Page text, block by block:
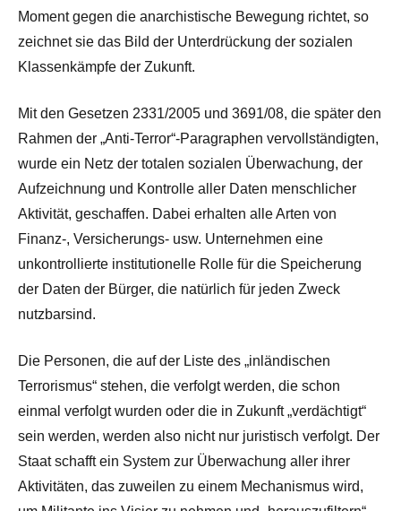
Moment gegen die anarchistische Bewegung richtet, so
zeichnet sie das Bild der Unterdrückung der sozialen
Klassenkämpfe der Zukunft.
Mit den Gesetzen 2331/2005 und 3691/08, die später den
Rahmen der „Anti-Terror“-Paragraphen vervollständigten,
wurde ein Netz der totalen sozialen Überwachung, der
Aufzeichnung und Kontrolle aller Daten menschlicher
Aktivität, geschaffen. Dabei erhalten alle Arten von
Finanz-, Versicherungs- usw. Unternehmen eine
unkontrollierte institutionelle Rolle für die Speicherung
der Daten der Bürger, die natürlich für jeden Zweck
nutzbarsind.
Die Personen, die auf der Liste des „inländischen
Terrorismus“ stehen, die verfolgt werden, die schon
einmal verfolgt wurden oder die in Zukunft „verdächtigt“
sein werden, werden also nicht nur juristisch verfolgt. Der
Staat schafft ein System zur Überwachung aller ihrer
Aktivitäten, das zuweilen zu einem Mechanismus wird,